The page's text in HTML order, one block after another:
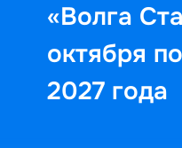
«Волга
октября
2027 года